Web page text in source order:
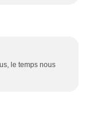
le temps nous